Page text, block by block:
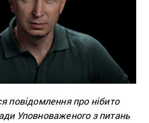
повідомлення про нібито
Уповноваженого з питань